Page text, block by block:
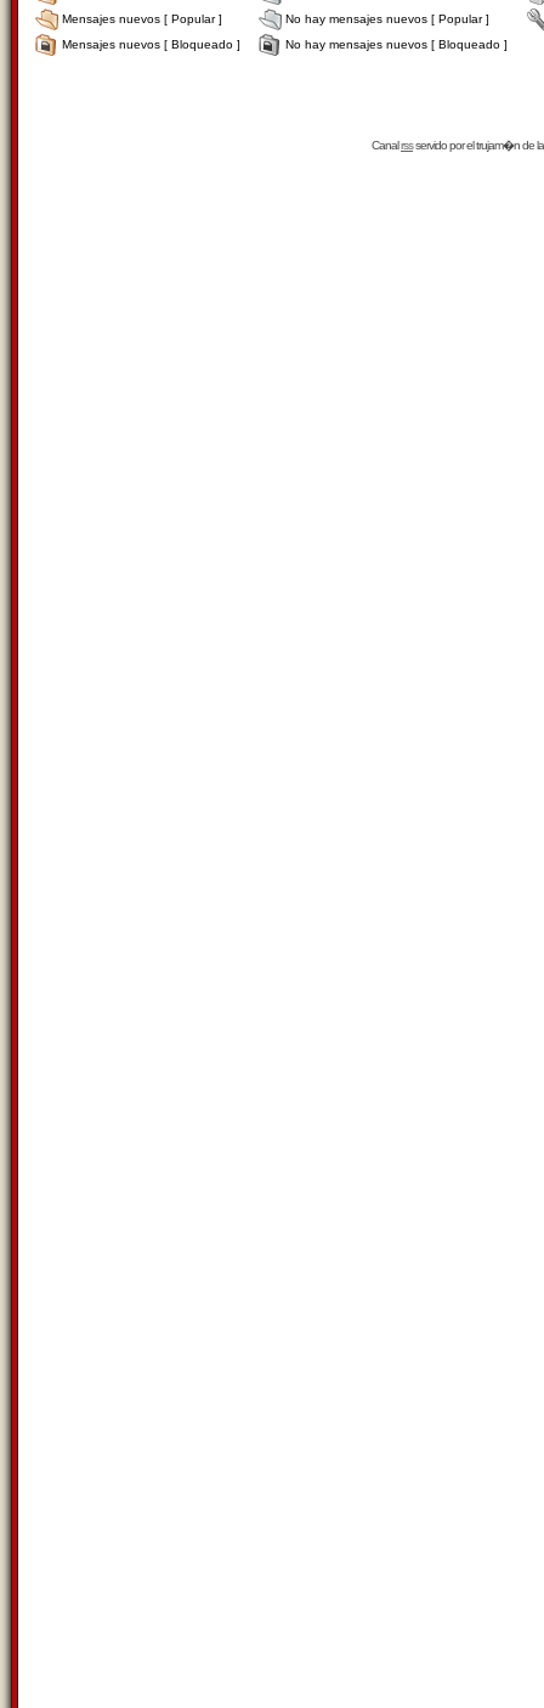
Mensajes nuevos [ Popular ]
No hay mensajes nuevos [ Popular ]
Mensajes nuevos [ Bloqueado ]
No hay mensajes nuevos [ Bloqueado ]
Canalrssservido por eltrujam�nde